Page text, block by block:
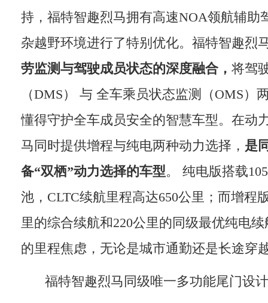
持，福特智趣烈马拥有高速NOA领航辅助
杂越野环境进行了特别优化。福特智趣烈
劳监测与驾驶成员状态的深度融合， 将驾
（DMS） 与 全车乘员状态监测（OMS）
懂得守护全车成员安全的智慧车型。在动
马同时提供增程与纯电两种动力选择， 是
备“双栖”动力选择的车型。 纯电版搭载
池，CLTC续航里程高达650公里；而增程
里的综合续航和220公里的同级最优纯电
的里程焦虑，无论是城市通勤还是长途穿
福特智趣烈马同级唯一多功能尾门设